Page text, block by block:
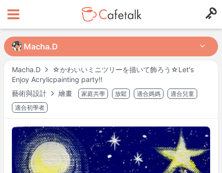
Macha.D
☆かわいいミニツリーを描いて飾ろう☆Let's
Enjoy Acrylicpainting party!!
藝術與設計
繪畫 家庭共學 放鬆 適合媽媽
適合兒童
適合初學者
Macha.D
Macha.D
來自 住在
159 57
可授課時段
週一 08:30 –
16:00
週二
08:30 –
16:00
週三
08:30
16:00
週四
08:30
14:00